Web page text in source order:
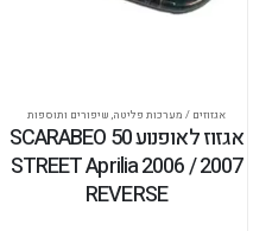
אגזוזים / מערכות פליטה, שיפורים ותוספות
אגזוז לאופנוע SCARABEO 50
STREET Aprilia 2006 / 2007
REVERSE